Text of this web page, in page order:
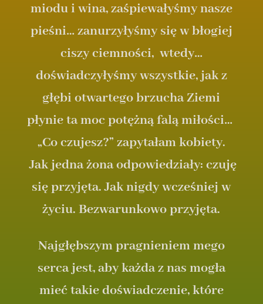
miodu i wina, zaśpiewałyśmy nasze
pieśni… zanurzyłyśmy się w błogiej
ciszy ciemności, wtedy…
doświadczyłyśmy wszystkie, jak z
głębi otwartego brzucha Ziemi
płynie ta moc potężną falą miłości…
„Co czujesz?” zapytałam kobiety.
Jak jedna żona odpowiedziały: czuję
się przyjęta. Jak nigdy wcześniej w
życiu. Bezwarunkowo przyjęta.
Najgłębszym pragnieniem mego
serca jest, aby każda z nas mogła
mieć takie doświadczenie, które